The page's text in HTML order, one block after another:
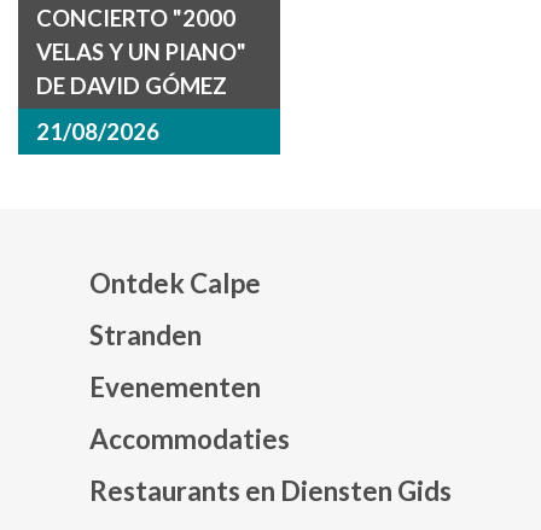
CONCIERTO "2000
VELAS Y UN PIANO"
DE DAVID GÓMEZ
21/08/2026
Ontdek Calpe
Stranden
Evenementen
Accommodaties
Restaurants en Diensten Gids